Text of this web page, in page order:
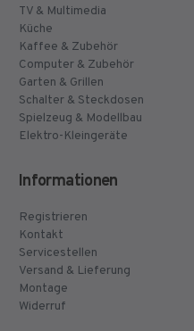
TV & Multimedia
Küche
Kaffee & Zubehör
Computer & Zubehör
Garten & Grillen
Schalter & Steckdosen
Spielzeug & Modellbau
Elektro-Kleingeräte
Informationen
Registrieren
Kontakt
Servicestellen
Versand & Lieferung
Montage
Widerruf